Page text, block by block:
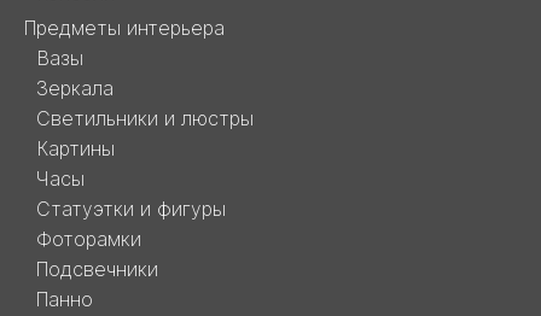
Предметы интерьера
Вазы
Зеркала
Светильники и люстры
Картины
Часы
Статуэтки и фигуры
Фоторамки
Подсвечники
Панно